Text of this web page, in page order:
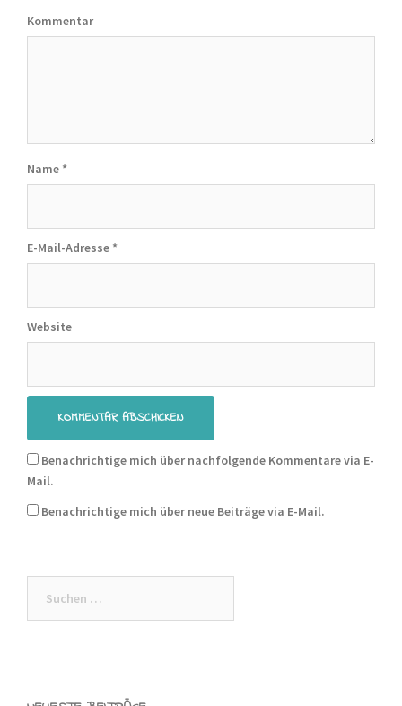
Kommentar
Name *
E-Mail-Adresse *
Website
Benachrichtige mich über nachfolgende Kommentare via E-
Mail.
Benachrichtige mich über neue Beiträge via E-Mail.
nach: